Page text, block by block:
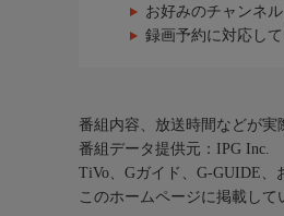
お好みのチャンネ
録画予約に対応し
番組内容、放送時間などが実
番組データ提供元：IPG Inc.
TiVo、Gガイド、G-GUIDE、
このホームページに掲載して